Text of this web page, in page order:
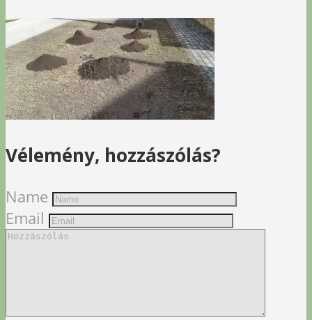
Vélemény, hozzászólás?
Name
Email